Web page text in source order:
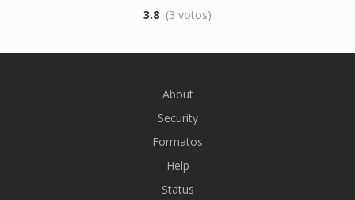
3.8 (3 votos)
About
Security
Formatos
Help
Status